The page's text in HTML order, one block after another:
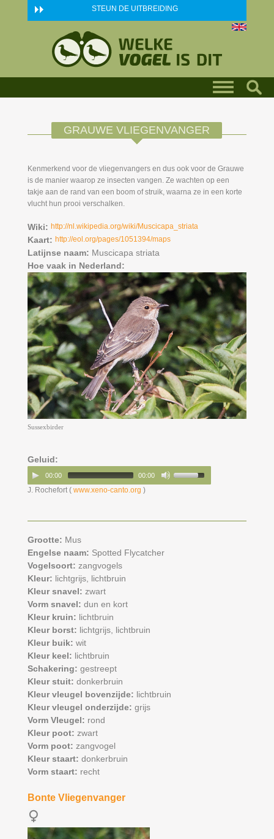
Skip to main content STEUN DE UITBREIDING
GRAUWE VLIEGENVANGER
Kenmerkend voor de vliegenvangers en dus ook voor de Grauwe
is de manier waarop ze insecten vangen. Ze wachten op een
takje aan de rand van een boom of struik, waarna ze in een korte
vlucht hun prooi verschalken.
Wiki: http://nl.wikipedia.org/wiki/Muscicapa_striata
Kaart: http://eol.org/pages/1051394/maps
Latijnse naam: Muscicapa striata
Hoe vaak in Nederland:
Sussexbirder
Geluid:
00:00 00:00
J. Rochefort ( www.xeno-canto.org )
Grootte: Mus
Engelse naam: Spotted Flycatcher
Vogelsoort: zangvogels
Kleur: lichtgrijs, lichtbruin
Kleur snavel: zwart
Vorm snavel: dun en kort
Kleur kruin: lichtbruin
Kleur borst: lichtgrijs, lichtbruin
Kleur buik: wit
Kleur keel: lichtbruin
Schakering: gestreept
Kleur stuit: donkerbruin
Kleur vleugel bovenzijde: lichtbruin
Kleur vleugel onderzijde: grijs
Vorm Vleugel: rond
Kleur poot: zwart
Vorm poot: zangvogel
Kleur staart: donkerbruin
Vorm staart: recht
Bonte Vliegenvanger